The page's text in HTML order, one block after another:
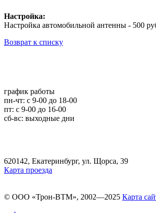
Настройка:
Настройка автомобильной антенны - 500
Возврат к списку
график работы
пн-чт: c 9-00 до 18-00
пт: с 9-00 до 16-00
сб-вс: выходные дни
620142, Екатеринбург, ул. Щорса, 39
Карта проезда
© ООО «Трон-ВТМ», 2002—2025 Карта